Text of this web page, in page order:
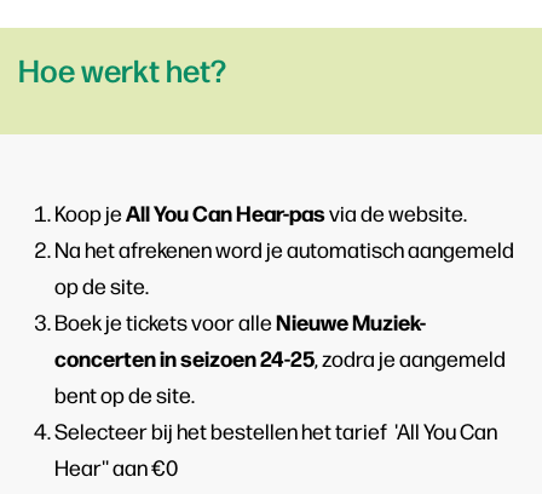
Hoe werkt het?
Koop jeAll You Can Hear-pasvia de website.
Na het afrekenen word je automatisch aangemeld
op de site.
Boek je tickets voor alleNieuwe Muziek-
concerten in seizoen 24-25, zodra je aangemeld
bent op de site.
Selecteer bij het bestellen het tarief 'All You Can
Hear'' aan €0